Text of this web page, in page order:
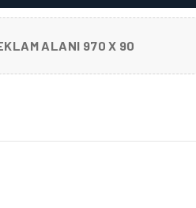
ALANI 970 X 90